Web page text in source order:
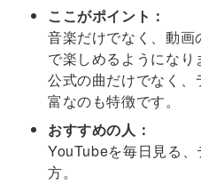
ここがポイント：
音楽だけでなく、動
で楽しめるようになり
公式の曲だけでなく
富なのも特徴です。
おすすめの人：
YouTubeを毎日見る
方。